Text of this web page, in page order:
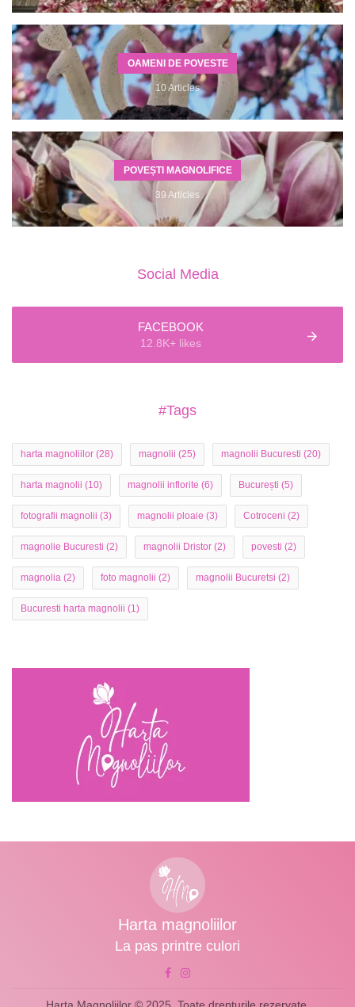
OAMENI DE POVESTE
10 Articles
POVEȘTI MAGNOLIFICE
39 Articles
Social Media
FACEBOOK
12.8K+ likes
#Tags
harta magnoliilor (28) magnolii (25) magnolii Bucuresti (20)
harta magnolii (10) magnolii inflorite (6) București (5)
fotografii magnolii (3) magnolii ploaie (3) Cotroceni (2)
magnolie Bucuresti (2) magnolii Dristor (2) povesti (2)
magnolia (2) foto magnolii (2) magnolii Bucuretsi (2)
Bucuresti harta magnolii (1)
Harta magnoliilor
La pas printre culori